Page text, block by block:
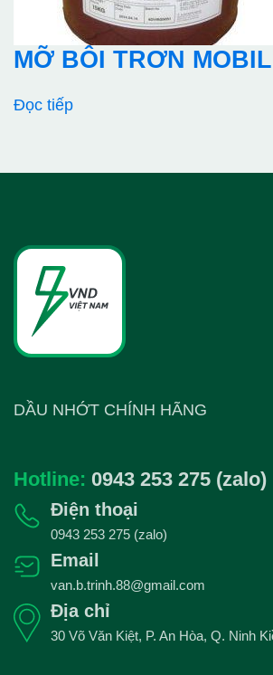
MỠ BÔI TRƠN
Đọc tiếp
DẦU NHỚT CHÍNH HÃNG
Hotline: 0943 253 275 (zalo)
Điện thoại
0943 253 275 (zalo)
Email
van.b.trinh.88@gmail.com
Địa chỉ
30 Võ Văn Kiệt, P. An Hòa, Q. Ninh